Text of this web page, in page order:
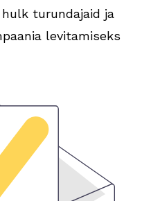
turundajaid ja
levitamiseks